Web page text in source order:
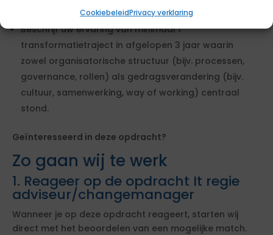
CookiebeleidPrivacy verklaring
externe partijen.
Beschrijf uw ervaring van minimaal 1
transformatietraject in afgelopen 3 jaar waarin
zowel organisatorische structuur (bijv. processen,
governance, rollen) als gedragsverandering (bijv.
cultuur, samenwerking, way of working) centraal
stond.
Geïnteresseerd in deze opdracht?
Zo gaan wij te werk
1. Reageer op de opdracht It regie
adviseur/changemanager
Wanneer je op deze opdracht reageert, starten wij
direct met het beoordelen van een mogelijke match.